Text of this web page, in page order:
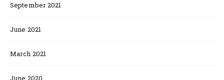
September 2021
June 2021
March 2021
June 2020